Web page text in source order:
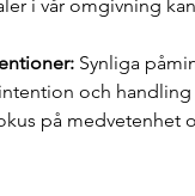
i vår omgivning
Synliga
och handling
på medvetenhet